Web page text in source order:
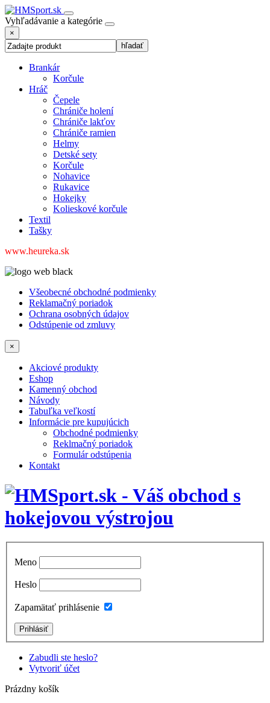
Vyhľadávanie a kategórie
×
Brankár
Korčule
Hráč
Čepele
Chrániče holení
Chrániče lakťov
Chrániče ramien
Helmy
Detské sety
Korčule
Nohavice
Rukavice
Hokejky
Kolieskové korčule
Textil
Tašky
www.heureka.sk
Všeobecné obchodné podmienky
Reklamačný poriadok
Ochrana osobných údajov
Odstúpenie od zmluvy
×
Akciové produkty
Eshop
Kamenný obchod
Návody
Tabuľka veľkostí
Informácie pre kupujúcich
Obchodné podmienky
Reklmačný poriadok
Formulár odstúpenia
Kontakt
Meno
Heslo
Zapamätať prihlásenie
Zabudli ste heslo?
Vytvoriť účet
Prázdny košík